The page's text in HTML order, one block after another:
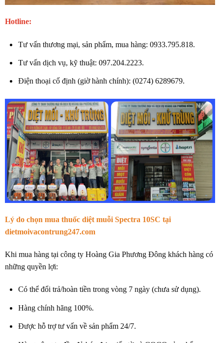
Hotline:
Tư vấn thương mại, sản phẩm, mua hàng: 0933.795.818.
Tư vấn dịch vụ, kỹ thuật: 097.204.2223.
Điện thoại cố định (giờ hành chính): (0274) 6289679.
Lý do chọn mua thuốc diệt muỗi Spectra 10SC tại
dietmoivacontrung247.com
Khi mua hàng tại công ty Hoàng Gia Phương Đông khách hàng có
những quyền lợi:
Có thể đổi trả/hoàn tiền trong vòng 7 ngày (chưa sử dụng).
Hàng chính hãng 100%.
Được hỗ trợ tư vấn về sản phẩm 24/7.